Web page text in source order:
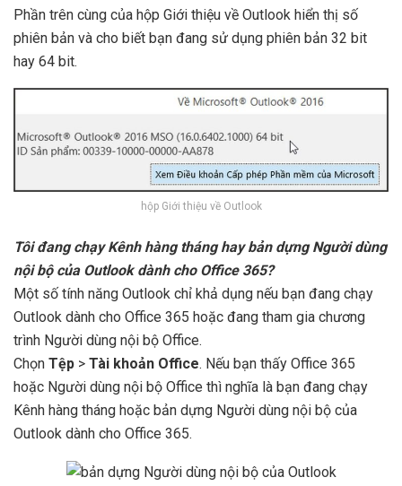
Phần trên cùng của hộp Giới thiệu về Outlook hiển thị số
phiên bản và cho biết bạn đang sử dụng phiên bản 32 bit
hay 64 bit.
hộp Giới thiệu về Outlook
Tôi đang chạy Kênh hàng tháng hay bản dựng Người dùng
nội bộ của Outlook dành cho Office 365?
Một số tính năng Outlook chỉ khả dụng nếu bạn đang chạy
Outlook dành cho Office 365 hoặc đang tham gia chương
trình Người dùng nội bộ Office.
Chọn Tệp > Tài khoản Office. Nếu bạn thấy Office 365
hoặc Người dùng nội bộ Office thì nghĩa là bạn đang chạy
Kênh hàng tháng hoặc bản dựng Người dùng nội bộ của
Outlook dành cho Office 365.